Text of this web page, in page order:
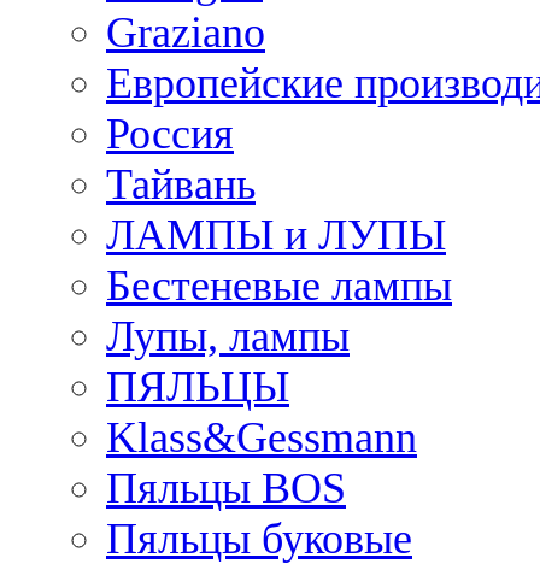
Graziano
Европейские
Россия
Тайвань
ЛАМПЫ и ЛУПЫ
Бестеневые лампы
Лупы, лампы
ПЯЛЬЦЫ
Klass&Gessmann
Пяльцы BOS
Пяльцы буковые